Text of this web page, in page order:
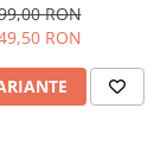
RON
RON